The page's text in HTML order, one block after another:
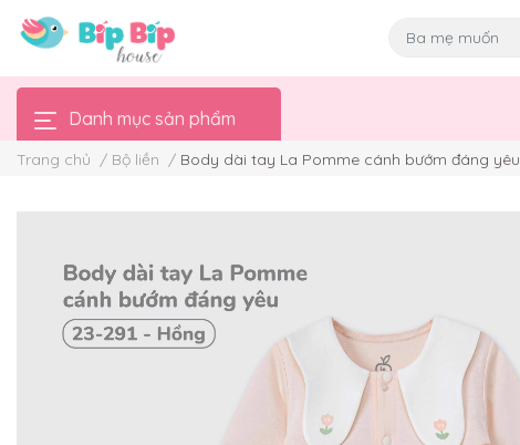
Danh mục sản phẩm
Trang chủ / Bộ liền / Body dài tay La Pomme cánh bướm đáng yêu